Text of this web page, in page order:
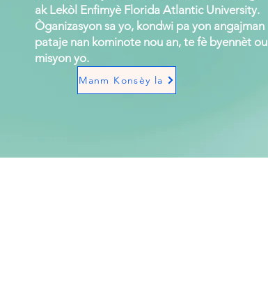
ak Lekòl Enfimyè Florida Atlantic University.
Òganizasyon sa yo, kondwi pa yon angajman
pataje nan kominote nou an, te fè byennèt ou
misyon yo.
Manm Konsèy la